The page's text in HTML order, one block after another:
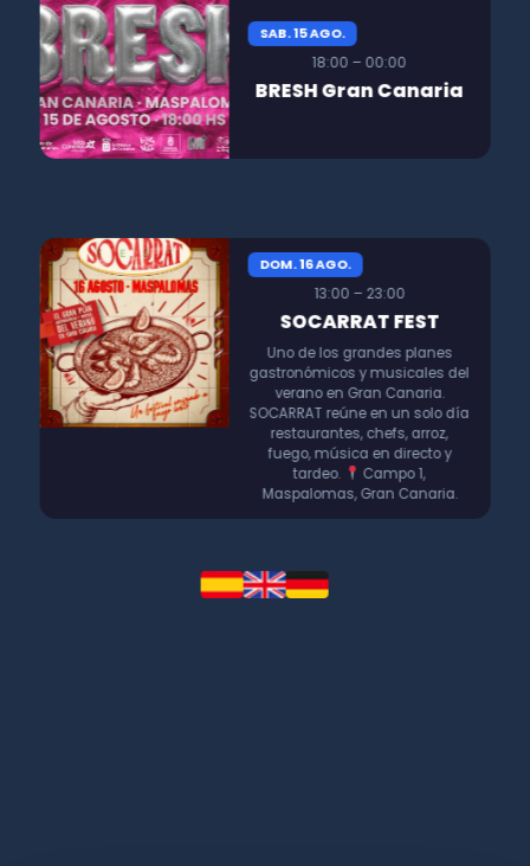
SAB. 15 AGO.
18:00 – 00:00
BRESH Gran Canaria
DOM. 16 AGO.
13:00 – 23:00
SOCARRAT FEST
Uno de los grandes planes
gastronómicos y musicales del
verano en Gran Canaria.
SOCARRAT reúne en un solo día
restaurantes, chefs, arroz,
fuego, música en directo y
tardeo.
Campo 1,
Maspalomas, Gran Canaria.